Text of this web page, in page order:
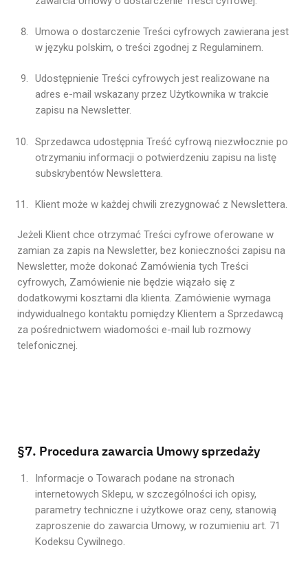
Umowa o dostarczenie Treści cyfrowych zawierana jest
w języku polskim, o treści zgodnej z Regulaminem.
Udostępnienie Treści cyfrowych jest realizowane na
adres e-mail wskazany przez Użytkownika w trakcie
zapisu na Newsletter.
Sprzedawca udostępnia Treść cyfrową niezwłocznie po
otrzymaniu informacji o potwierdzeniu zapisu na listę
subskrybentów Newslettera.
Klient może w każdej chwili zrezygnować z Newslettera.
Jeżeli Klient chce otrzymać Treści cyfrowe oferowane w
zamian za zapis na Newsletter, bez konieczności zapisu na
Newsletter, może dokonać Zamówienia tych Treści
cyfrowych, Zamówienie nie będzie wiązało się z
dodatkowymi kosztami dla klienta. Zamówienie wymaga
indywidualnego kontaktu pomiędzy Klientem a Sprzedawcą
za pośrednictwem wiadomości e-mail lub rozmowy
telefonicznej.
§7. Procedura zawarcia Umowy sprzedaży
Informacje o Towarach podane na stronach
internetowych Sklepu, w szczególności ich opisy,
parametry techniczne i użytkowe oraz ceny, stanowią
zaproszenie do zawarcia Umowy, w rozumieniu art. 71
Kodeksu Cywilnego.